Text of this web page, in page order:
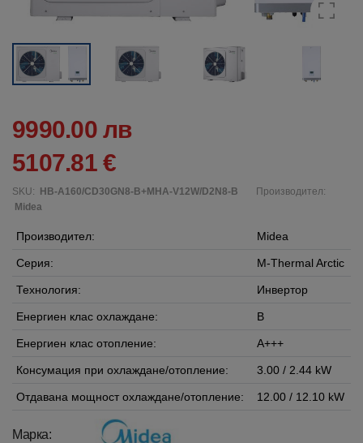
9990.00 лв
5107.81 €
SKU: HB-A160/CD30GN8-B+MHA-V12W/D2N8-B
Производител:
Midea
Производител: Midea
Серия: M-Thermal Arctic
Технология: Инвертор
Енергиен клас охлаждане: B
Енергиен клас отопление: A+++
Консумация при охлаждане/отопление: 3.00 / 2.44 kW
Отдавана мощност охлаждане/отопление: 12.00 / 12.10 kW
Марка: